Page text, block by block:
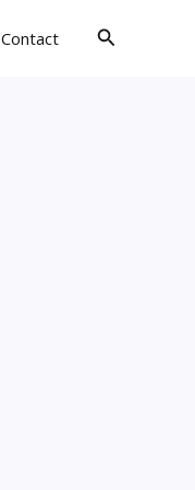
Contact
검